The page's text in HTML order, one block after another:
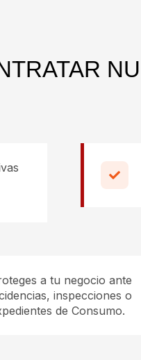
a tu negocio ante
inspecciones o
de Consumo.